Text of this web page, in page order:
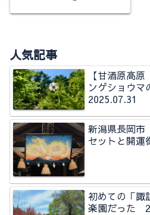
人気記事
【甘酒原高
ンゲショウ
2025.07.31
新潟県長岡市
セットと開
初めての「諏
楽園だった